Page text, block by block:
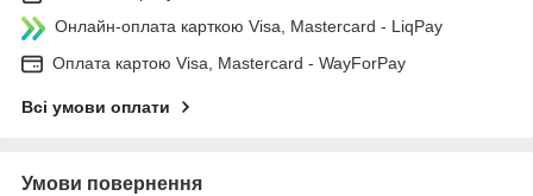
Онлайн-оплата карткою Visa, Mastercard - LiqPay
Оплата картою Visa, Mastercard - WayForPay
Всі умови оплати
Умови повернення